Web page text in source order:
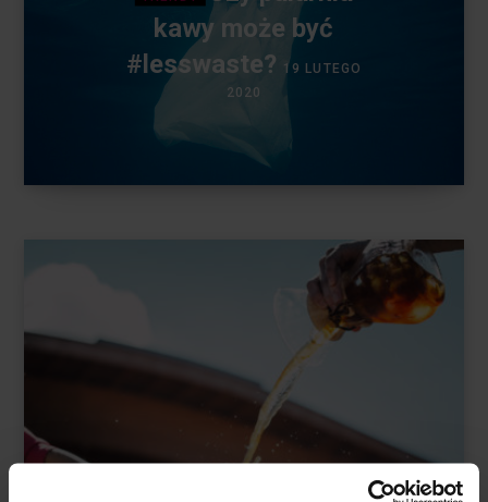
kawy może być
#lesswaste? 19 LUTEGO
2020